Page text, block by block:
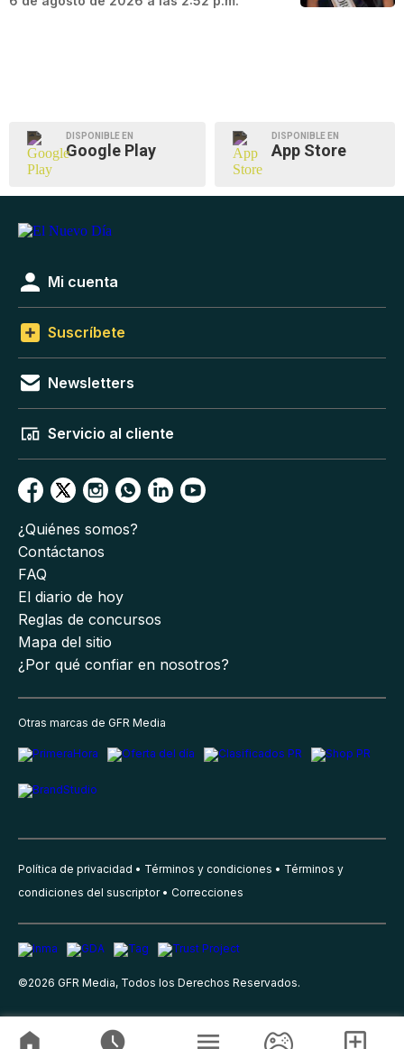
DISPONIBLE EN
Google Play
DISPONIBLE EN
App Store
Mi cuenta
Suscríbete
Newsletters
Servicio al cliente
¿Quiénes somos?
Contáctanos
FAQ
El diario de hoy
Reglas de concursos
Mapa del sitio
¿Por qué confiar en nosotros?
Otras marcas de GFR Media
Política de privacidad Términos y condiciones
Términos y
condiciones del suscriptor
Correcciones
©2026 GFR Media, Todos los Derechos Reservados.